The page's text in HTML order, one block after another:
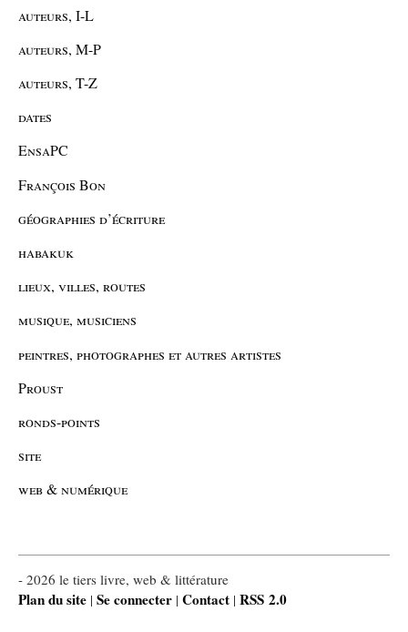
auteurs, I-L
auteurs, M-P
auteurs, T-Z
dates
EnsaPC
François Bon
géographies d’écriture
habakuk
lieux, villes, routes
musique, musiciens
peintres, photographes et autres artistes
Proust
ronds-points
site
web & numérique
- 2026 le tiers livre, web & littérature
Plan du site | Se connecter | Contact | RSS 2.0